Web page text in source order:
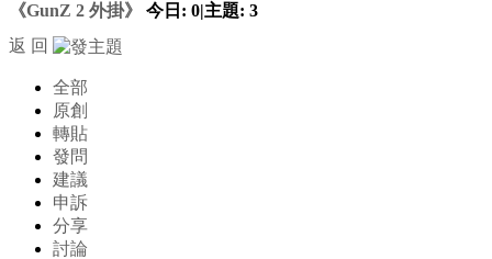
《GunZ 2 外掛》
今日: 0|主題: 3
返 回
全部
原創
轉貼
發問
建議
申訴
分享
討論